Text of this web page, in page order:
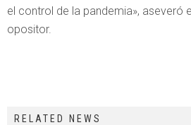
el control de la pandemia», aseveró
opositor.
RELATED NEWS